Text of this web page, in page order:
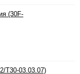
(30F-
T30-03.03.07)